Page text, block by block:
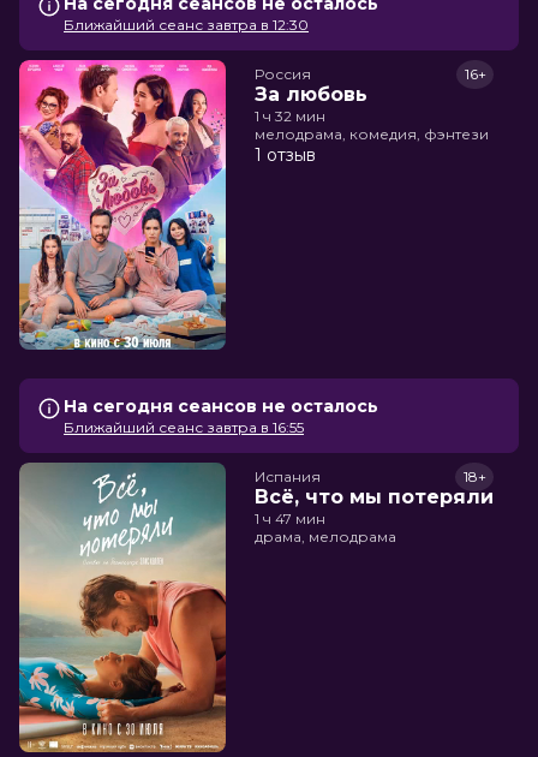
Ближайший сеанс завтра в 12:30
Россия
За любовь
16+
1 ч 32 мин
мелодрама, комедия, фэнтези
1 отзыв
На сегодня сеансов не осталось
Ближайший сеанс завтра в 16:55
Испания
Всё, что мы потеряли
18+
1 ч 47 мин
драма, мелодрама